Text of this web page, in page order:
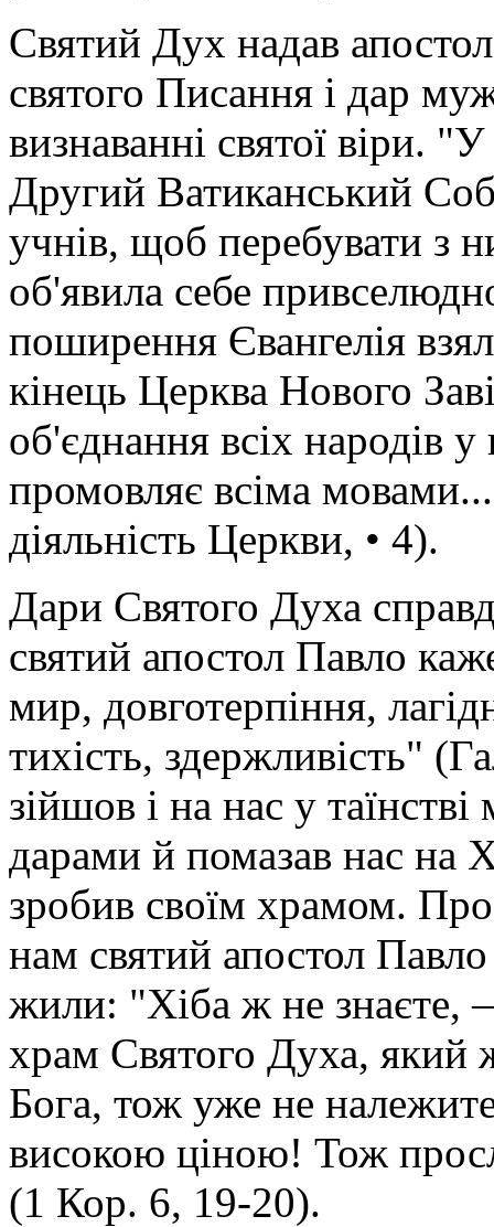
Святий Дух надав
святого Писання і дар
визнаванні святої віри.
Другий Ватиканський
учнів, щоб перебувати з
об'явила себе
поширення Євангелія
кінець Церква Нового
об'єднання всіх народів у
промовляє всіма
діяльність Церкви, • 4).
Дари Святого Духа
святий апостол Павло
мир, довготерпіння,
тихість, здержливість"
зійшов і на нас у
дарами й помазав нас на
зробив своїм храмом.
нам святий апостол
жили: "Хіба ж не
храм Святого Духа, який
Бога, тож уже не
високою ціною! Тож
(1 Кор. 6, 19-20).